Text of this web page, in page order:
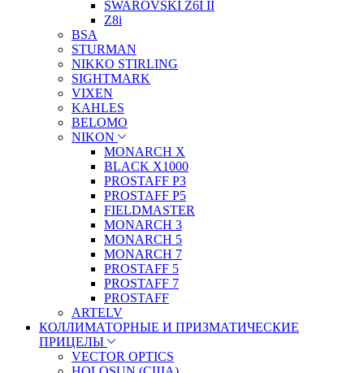
SWAROVSKI Z6I II
Z8i
BSA
STURMAN
NIKKO STIRLING
SIGHTMARK
VIXEN
KAHLES
BELOMO
NIKON
MONARCH X
BLACK X1000
PROSTAFF P3
PROSTAFF P5
FIELDMASTER
MONARCH 3
MONARCH 5
MONARCH 7
PROSTAFF 5
PROSTAFF 7
PROSTAFF
ARTELV
КОЛЛИМАТОРНЫЕ И ПРИЗМАТИЧЕСКИЕ
ПРИЦЕЛЫ
VECTOR OPTICS